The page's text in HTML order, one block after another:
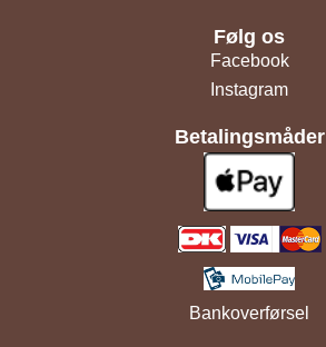
Følg os
Facebook
Instagram
Betalingsmåder
Bankoverførsel